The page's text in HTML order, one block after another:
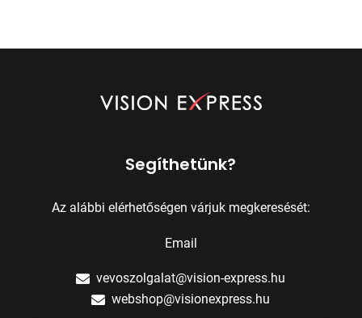
Segíthetünk?
Az alábbi elérhetőségen várjuk megkeresését:
Email
vevoszolgalat@vision-express.hu
webshop@visionexpress.hu